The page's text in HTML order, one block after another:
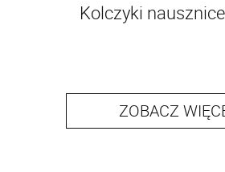
Kolczyki
ZOBACZ